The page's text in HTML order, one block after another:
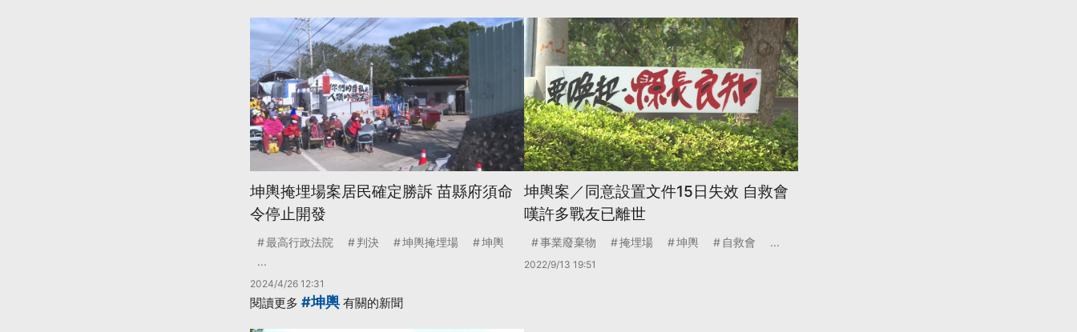
坤輿掩埋場案居民確定勝訴 苗縣府須命
令停止開發
最高行政法院 判決 坤輿掩埋場
坤輿
...
2024/4/26 12:31
坤輿案／同意設置文件15日失效 自救會
嘆許多戰友已離世
事業廢棄物 掩埋場 坤輿 自救會 ...
2022/9/13 19:51
閱讀更多 #坤輿 有關的新聞